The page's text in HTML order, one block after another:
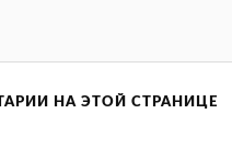
НА ЭТОЙ СТРАНИЦЕ